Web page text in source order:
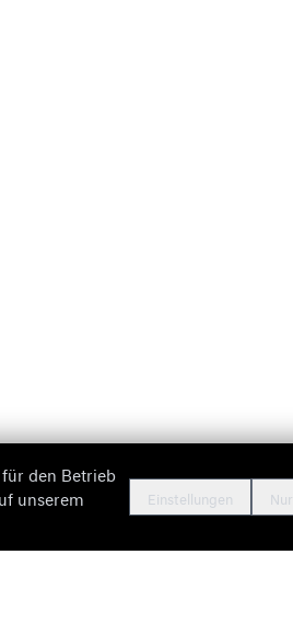
InformationenImpressum
den Betrieb
unserem
Einstellungen